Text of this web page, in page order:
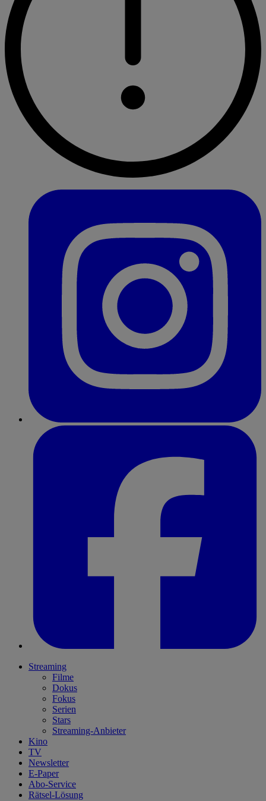
Streaming
Filme
Dokus
Fokus
Serien
Stars
Streaming-Anbieter
Kino
TV
Newsletter
E-Paper
Abo-Service
Rätsel-Lösung